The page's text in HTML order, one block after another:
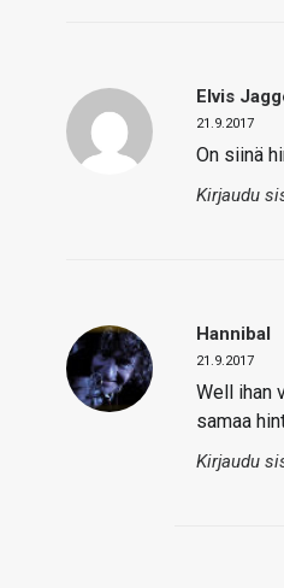
Elvis
21.9.2017
On siinä
Kirjaudu
Hannibal
21.9.2017
Well ihan
samaa
Kirjaudu